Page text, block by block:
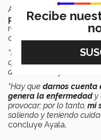
Acentuó que, es
pandemia, pues de no
reflejarse simplemente
otros puede significar
“El
quedarse en casa
quedo en casa porque al
demás me doy cuenta
“Hay que darnos cuenta
genera la enfermedad y
provocar; por lo tanto, mi
saliendo y teniendo
concluye Ayala.
Recibe